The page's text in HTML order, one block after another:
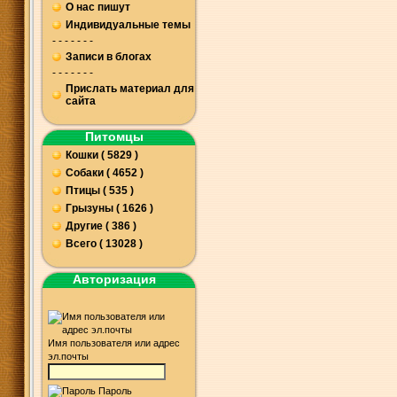
О нас пишут
Индивидуальные темы
- - - - - - -
Записи в блогах
- - - - - - -
Прислать материал для
сайта
Питомцы
Кошки ( 5829 )
Собаки ( 4652 )
Птицы ( 535 )
Грызуны ( 1626 )
Другие ( 386 )
Всего ( 13028 )
Авторизация
Имя пользователя или адрес
эл.почты
Пароль